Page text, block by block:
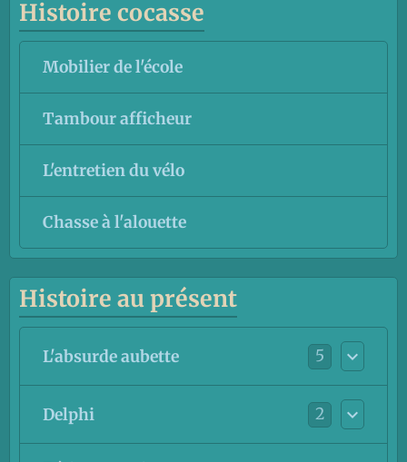
Histoire cocasse
Mobilier de l'école
Tambour afficheur
L'entretien du vélo
Chasse à l'alouette
Histoire au présent
L'absurde aubette 5
Delphi 2